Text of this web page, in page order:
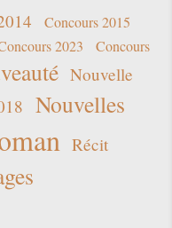
Concours 2015
2023
Concours
Nouvelle
Nouvelles
Récit